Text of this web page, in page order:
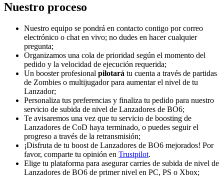
Nuestro proceso
Nuestro equipo se pondrá en contacto contigo por correo
electrónico o chat en vivo; no dudes en hacer cualquier
pregunta;
Organizamos una cola de prioridad según el momento del
pedido y la velocidad de ejecución requerida;
Un booster profesional pilotará tu cuenta a través de partidas
de Zombies o multijugador para aumentar el nivel de tu
Lanzador;
Personaliza tus preferencias y finaliza tu pedido para nuestro
servicio de subida de nivel de Lanzadores de BO6;
Te avisaremos una vez que tu servicio de boosting de
Lanzadores de CoD haya terminado, o puedes seguir el
progreso a través de la retransmisión;
¡Disfruta de tu boost de Lanzadores de BO6 mejorados! Por
favor, comparte tu opinión en Trustpilot.
Elige tu plataforma para asegurar carries de subida de nivel de
Lanzadores de BO6 de primer nivel en PC, PS o Xbox;